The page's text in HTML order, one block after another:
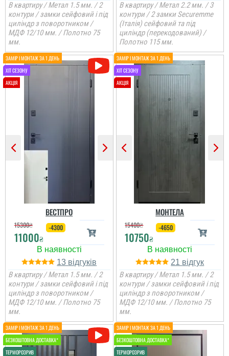
В квартиру / Метал 1.5 мм. / 2
контури / замки сейфовий і під
циліндр з поворотником /
МДФ 12/10 мм. / Полотно 75
мм.
В квартиру / Метал 2.2 мм. / 3
контури / 2 замки Securemme
(Італія) сейфовий та під
циліндр (перекодований) /
Полотно 115 мм.
ВЕСТПРО
15300₴
11000₴
-4300
13
В квартиру / Метал 1.5 мм. / 2
контури / замки сейфовий і під
циліндр з поворотником /
МДФ 12/10 мм. / Полотно 75
мм.
МОНТЕЛА
15400₴
10750₴
-4650
21
В квартиру / Метал 1.5 мм. / 2
контури / замки сейфовий і під
циліндр з поворотником /
МДФ 12/10 мм. / Полотно 75
мм.